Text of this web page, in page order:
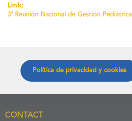
Link:
3ª Reunión Nacional de Gestión Pediátrica
Política de privacidad y cookies
CONTACT